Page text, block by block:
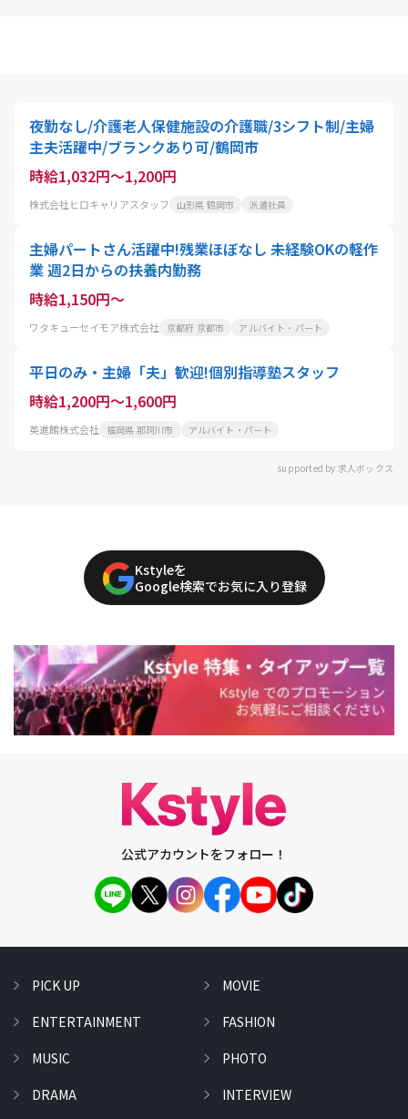
夜勤なし/介護老人保健施設の介護職/3シフト制/主婦
主夫活躍中/ブランクあり可/鶴岡市
時給1,032円～1,200円
株式会社ヒロキャリアスタッフ 山形県 鶴岡市 派遣社員
主婦パートさん活躍中!残業ほぼなし 未経験OKの軽作
業 週2日からの扶養内勤務
時給1,150円～
ワタキューセイモア株式会社 京都府 京都市 アルバイト・パート
平日のみ・主婦「夫」歓迎!個別指導塾スタッフ
時給1,200円～1,600円
英進館株式会社 福岡県 那珂川市 アルバイト・パート
supported by 求人ボックス
Kstyleを
Google検索でお気に入り登録
公式アカウントをフォロー！
PICK UP
ENTERTAINMENT
MUSIC
DRAMA
MOVIE
FASHION
PHOTO
INTERVIEW